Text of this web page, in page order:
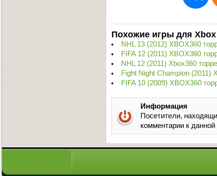
Похожие игры для Xbox
NHL 13 (2012) XBOX360
FIFA 12 (2011) XBOX360
NHL 12 (2011) Xbox360
Fight Night Champion (2011)
FIFA 10 (2009) XBOX360
Информация
Посетители,
комментарии к